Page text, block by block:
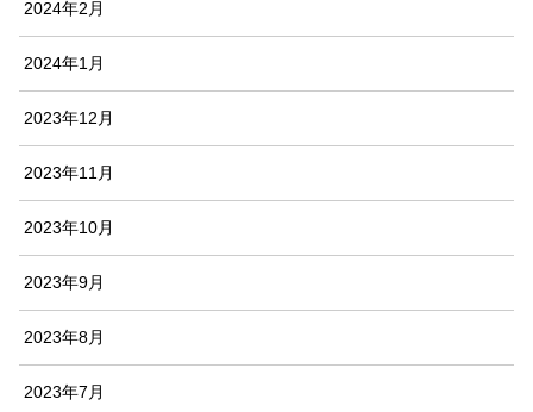
2024年2月
2024年1月
2023年12月
2023年11月
2023年10月
2023年9月
2023年8月
2023年7月